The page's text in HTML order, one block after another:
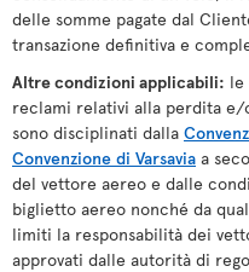
delle somme pagate dal
transazione definitiva e
Altre condizioni applicabili: le
reclami relativi alla perdita e/
sono disciplinati dalla
Convenzione di Varsavia a
del vettore aereo e dalle
biglietto aereo nonché da
limiti la responsabilità dei
approvati dalle autorità di